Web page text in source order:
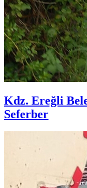
Kdz. Ereğli
Seferber